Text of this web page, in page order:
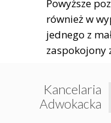
Adwokacka
Kancelaria
Powyższe
również w
jednego z
zaspokojony